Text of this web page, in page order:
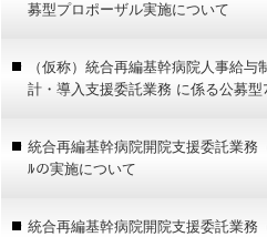
募型プロポーザル実施について
（仮称）統合再編基幹病院人事給
計・導入支援委託業務 に係る公募型
統合再編基幹病院開院支援委託業務
ﾙの実施について
統合再編基幹病院開院支援委託業務